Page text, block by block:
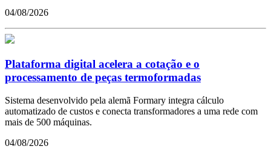
04/08/2026
Plataforma digital acelera a cotação e o
processamento de peças termoformadas
Sistema desenvolvido pela alemã Formary integra cálculo
automatizado de custos e conecta transformadores a uma rede com
mais de 500 máquinas.
04/08/2026